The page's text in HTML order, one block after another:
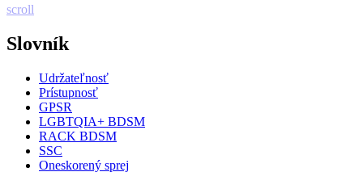
scroll
Slovník
Udržateľnosť
Prístupnosť
GPSR
LGBTQIA+ BDSM
RACK BDSM
SSC
Oneskorený sprej